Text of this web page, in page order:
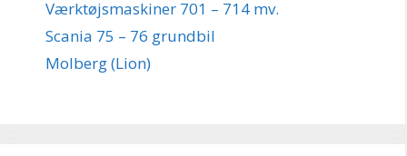
Værktøjsmaskiner 701 – 714 mv.
Scania 75 – 76 grundbil
Molberg (Lion)